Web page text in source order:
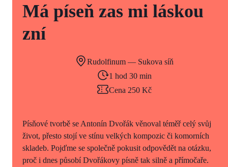
Má píseň zas mi láskou
zní
Rudolfinum — Sukova síň
1 hod 30 min
Cena 250 Kč
Písňové tvorbě se Antonín Dvořák věnoval téměř celý svůj
život, přesto stojí ve stínu velkých kompozic či komorních
skladeb. Pojďme se společně pokusit odpovědět na otázku,
proč i dnes působí Dvořákovy písně tak silně a přímočaře.